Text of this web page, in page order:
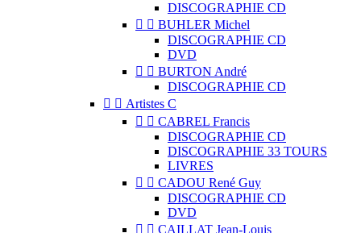
DISCOGRAPHIE CD
  BUHLER Michel
DISCOGRAPHIE CD
DVD
  BURTON André
DISCOGRAPHIE CD
  Artistes C
  CABREL Francis
DISCOGRAPHIE CD
DISCOGRAPHIE 33 TOURS
LIVRES
  CADOU René Guy
DISCOGRAPHIE CD
DVD
  CAILLAT Jean-Louis